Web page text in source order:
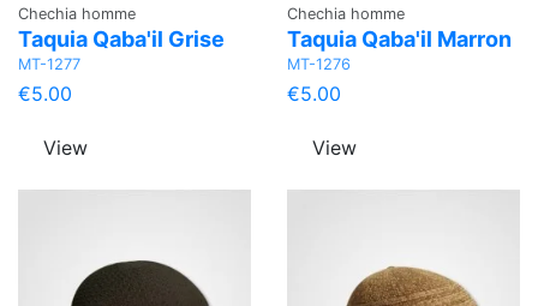
Chechia homme
Taquia Qaba'il Grise
MT-1277
€5.00
View
Chechia homme
Taquia Qaba'il Marron
MT-1276
€5.00
View